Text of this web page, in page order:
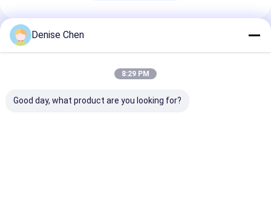
المنتجات الموصى بها
Denise Chen
8:29 PM
Good day, what product are you looking for?